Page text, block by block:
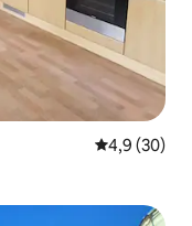
Évaluation
4,9 (30)